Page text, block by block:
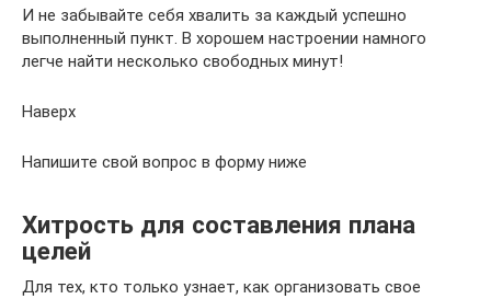
И не забывайте себя хвалить за каждый успешно
выполненный пункт. В хорошем настроении намного
легче найти несколько свободных минут!
Наверх
Напишите свой вопрос в форму ниже
Хитрость для составления плана
целей
Для тех, кто только узнает, как организовать свое